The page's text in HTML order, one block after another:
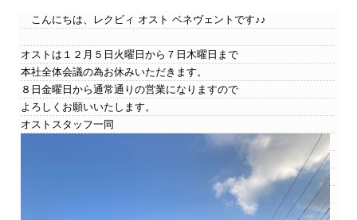
こんにちは、レクビィ オスト ベネヴェントです♪♪
オストは１２月５日火曜日から７日木曜日まで
本社全体会議の為お休みいただきます。
８日金曜日から通常通りの営業になりますので
よろしくお願いいたします。
オストスタッフ一同